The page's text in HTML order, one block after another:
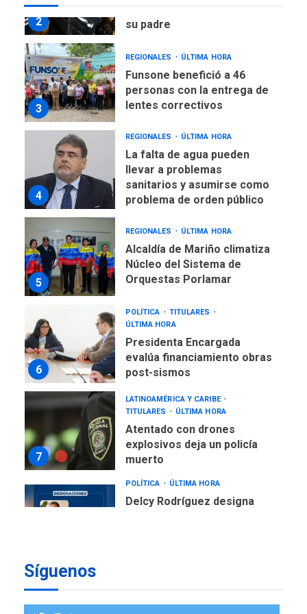
2
su padre
3
REGIONALES ÚLTIMA HORA
Funsone benefició a 46
personas con la entrega de
lentes correctivos
4
REGIONALES ÚLTIMA HORA
La falta de agua pueden
llevar a problemas
sanitarios y asumirse como
problema de orden público
5
REGIONALES ÚLTIMA HORA
Alcaldía de Mariño climatiza
Núcleo del Sistema de
Orquestas Porlamar
6
POLÍTICA
TITULARES
ÚLTIMA HORA
Presidenta Encargada
evalúa financiamiento obras
post-sismos
7
LATINOAMÉRICA Y CARIBE
TITULARES
ÚLTIMA HORA
Atentado con drones
explosivos deja un policía
muerto
POLÍTICA ÚLTIMA HORA
Delcy Rodríguez designa
Síguenos